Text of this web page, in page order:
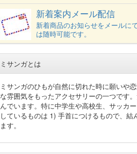
新着案内メール配信
新着商品のお知らせをメールに
は随時可能です。
ミサンガとは
ミサンガのひもが自然に切れた時に願いや
な雰囲気をもったアクセサリーの一つです
んでいます。特に中学生や高校生、サッカ
しているものは 1) 手首につけるもので、
ます。